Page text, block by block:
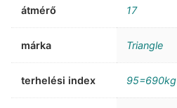
átmérő 17
márka Triangle
terhelési index 95=690kg